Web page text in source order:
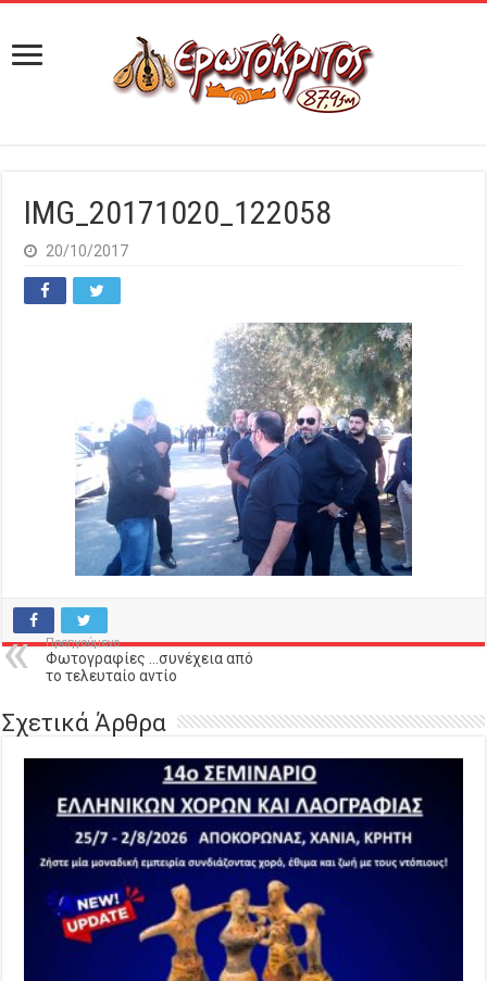
IMG_20171020_122058
20/10/2017
Προηγούμενο
Φωτογραφίες …συνέχεια από
το τελευταίο αντίο
Σχετικά Άρθρα